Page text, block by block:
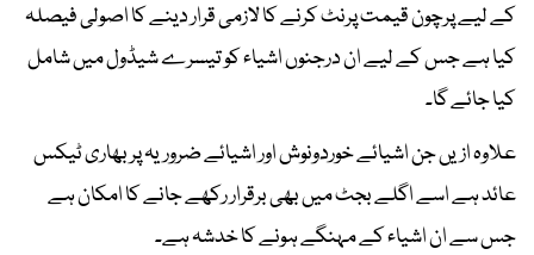
کے لیے پرچون قیمت پرنٹ کرنے کا لازمی قرار دینے کا اصولی فیصلہ
کیا ہے جس کے لیے ان درجنوں اشیاء کو تیسرے شیڈول میں شامل
کیا جائے گا۔
علاوہ ازیں جن اشیائے خوردونوش اور اشیائے ضروریہ پر بھاری ٹیکس
عائد ہے اسے اگلے بجٹ میں بھی برقرار رکھے جانے کا امکان ہے
جس سے ان اشیاء کے مہنگے ہونے کا خدشہ ہے۔